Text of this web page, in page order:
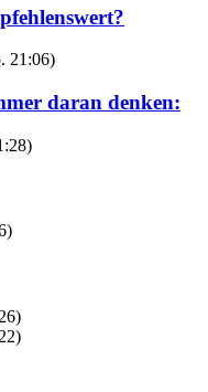
21:06)
daran denken: